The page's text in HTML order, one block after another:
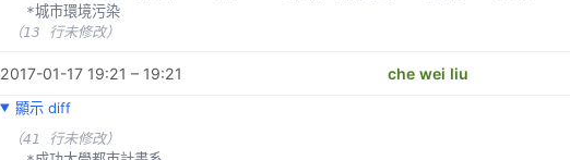
  *
  *城市環境污染
（13 行未修改）
2017-01-17 19:21 – 19:21 che wei liu
顯示 diff
（41 行未修改）